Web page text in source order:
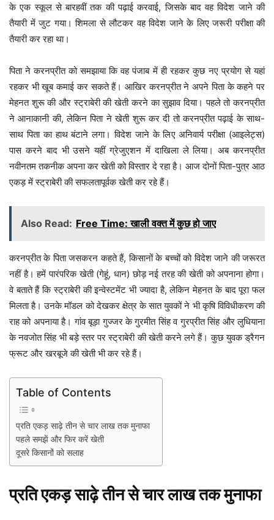
के एक स्कूल से बारहवीं तक की पढ़ाई करवाई, जिसके बाद वह विदेश जाने की
तैयारी में जुट गया। शिमला से लौटकर वह विदेश जाने के लिए जरूरी परीक्षा की
तैयारी कर रहा था।
पिता ने करनप्रीत को समझाया कि वह पंजाब में ही रहकर कुछ नए प्रयोग से यहां
रहकर भी खूब कमाई कर सकते हैं। आखिर करनप्रीत ने अपने पिता के कहने पर
मेहनत शुरू की और स्ट्राबेरी की खेती करने का सुझाव दिया। पहले तो करनप्रीत
ने आनाकानी की, लेकिन पिता ने खेती शुरू कर दी तो करनप्रीत पढ़ाई के साथ-
साथ पिता का हाथ बंटाने लगा। विदेश जाने के लिए अनिवार्य परीक्षा (आइलेट्स)
पास करने बाद भी उसने यहीं ग्रेजुएशन में दाखिला ले लिया। अब करनप्रीत
नवीनतम तकनीक अपना कर खेती को विस्तार दे रहा है। आज दोनों पिता-पुत्र आठ
एकड़ में स्ट्राबेरी की सफलतापूर्वक खेती कर रहे हैं।
Also Read: Free Time: खाली वक्त में कुछ हो जाए
करनप्रीत के पिता जसकरन कहते हैं, किसानों के बच्चों को विदेश जाने की जरूरत
नहीं है। हमें पारंपरिक खेती (गेहूं, धान) छोड़ नई तरह की खेती को अपनाना होगा।
वे बताते हैं कि स्ट्राबेरी की इन्वेस्टमेंट भी ज्यादा है, लेकिन मेहनत के बाद पूरा फल
मिलता है। उनके मॉडल को देखकर क्षेत्र के सात युवकों ने भी कृषि विविधीकरण की
राह को अपनाया है। गांव बूड़ा गुज्जर के गुरमीत सिंह व गुरप्रीत सिंह और लुधियाना
के नवजोत सिंह भी बड़े स्तर पर स्ट्राबेरी की खेती करने लगे हैं। कुछ युवक ड्रैगन
फ्रूट और खरबूजे की खेती भी कर रहे हैं।
Table of Contents
प्रति एकड़ साढ़े तीन से चार लाख तक मुनाफा
पहले समझें और फिर करें खेती
दूसरे किसानों को सलाह
प्रति एकड़ साढ़े तीन से चार लाख तक मुनाफा